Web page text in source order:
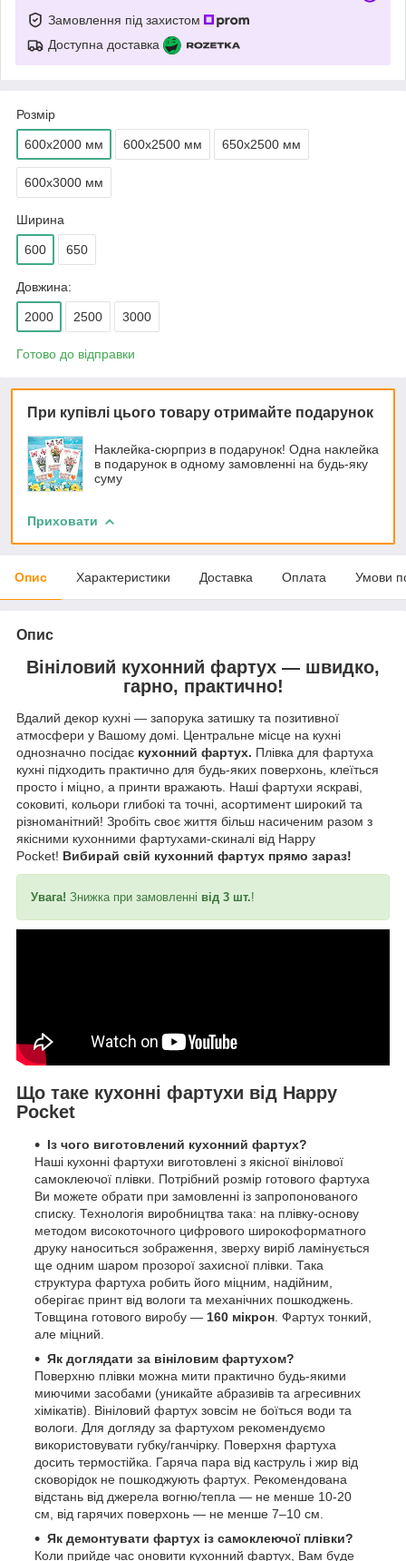
Замовлення під захистом
Доступна доставка
Розмір
600х2000 мм 600х2500 мм 650х2500 мм
600х3000 мм
Ширина
600 650
Довжина:
2000 2500 3000
Готово до відправки
При купівлі цього товару отримайте подарунок
Наклейка-сюрприз в подарунок! Одна наклейка
в подарунок в одному замовленні на будь-яку
суму
Приховати
Опис Характеристики Доставка Оплата Умови
Опис
Вініловий кухонний фартух — швидко,
гарно, практично!
Вдалий декор кухні — запорука затишку та позитивної
атмосфери у Вашому домі. Центральне місце на кухні
однозначно посідає кухонний фартух. Плівка для фартуха
кухні підходить практично для будь-яких поверхонь, клеїться
просто і міцно, а принти вражають. Наші фартухи яскраві,
соковиті, кольори глибокі та точні, асортимент широкий та
різноманітний! Зробіть своє життя більш насиченим разом з
якісними кухонними фартухами-скиналі від Happy
Pocket! Вибирай свій кухонний фартух прямо зараз!
Увага! Знижка при замовленні від 3 шт.!
Що таке кухонні фартухи від Happy
Pocket
Із чого виготовлений кухонний фартух?
Наші кухонні фартухи виготовлені з якісної вінілової
самоклеючої плівки. Потрібний розмір готового фартуха
Ви можете обрати при замовленні із запропонованого
списку. Технологія виробництва така: на плівку-основу
методом високоточного цифрового широкоформатного
друку наноситься зображення, зверху виріб ламінується
ще одним шаром прозорої захисної плівки. Така
структура фартуха робить його міцним, надійним,
оберігає принт від вологи та механічних пошкоджень.
Товщина готового виробу — 160 мікрон . Фартух тонкий,
але міцний.
Як доглядати за вініловим фартухом?
Поверхню плівки можна мити практично будь-якими
миючими засобами (уникайте абразивів та агресивних
хімікатів). Вініловий фартух зовсім не боїться води та
вологи. Для догляду за фартухом рекомендуємо
використовувати губку/ганчірку. Поверхня фартуха
досить термостійка. Гаряча пара від каструль і жир від
сковорідок не пошкоджують фартух. Рекомендована
відстань від джерела вогню/тепла — не менше 10-20
см, від гарячих поверхонь — не менше 7–10 см.
Як демонтувати фартух із самоклеючої плівки?
Коли прийде час оновити кухонний фартух, Вам буде